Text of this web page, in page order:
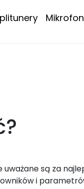
są za
i